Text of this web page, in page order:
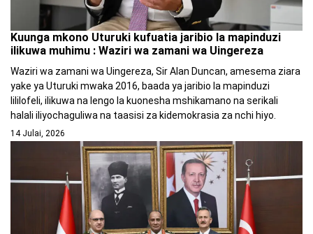
Kuunga mkono Uturuki kufuatia jaribio la mapinduzi
ilikuwa muhimu : Waziri wa zamani wa Uingereza
Waziri wa zamani wa Uingereza, Sir Alan Duncan, amesema ziara
yake ya Uturuki mwaka 2016, baada ya jaribio la mapinduzi
lililofeli, ilikuwa na lengo la kuonesha mshikamano na serikali
halali iliyochaguliwa na taasisi za kidemokrasia za nchi hiyo.
14 Julai, 2026